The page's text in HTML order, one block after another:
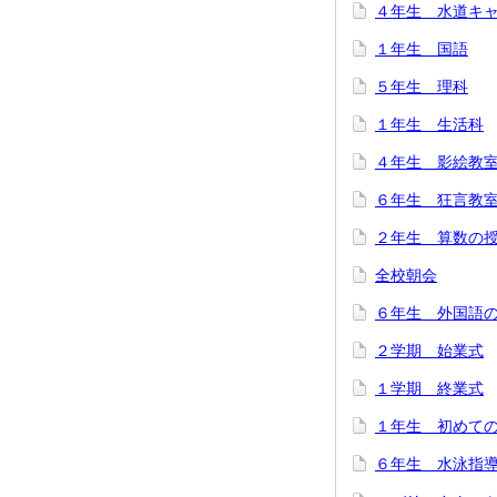
４年生 水道キ
１年生 国語
５年生 理科
１年生 生活科
４年生 影絵教室
６年生 狂言教室
２年生 算数の
全校朝会
６年生 外国語
２学期 始業式
１学期 終業式
１年生 初めて
６年生 水泳指